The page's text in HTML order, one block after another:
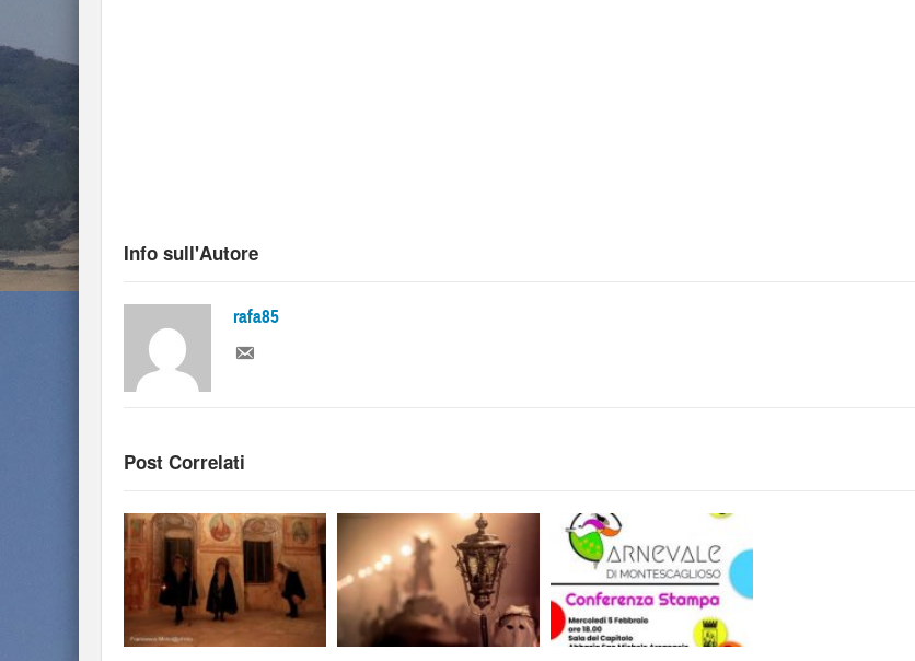
Info sull'Autore
rafa85
Post Correlati